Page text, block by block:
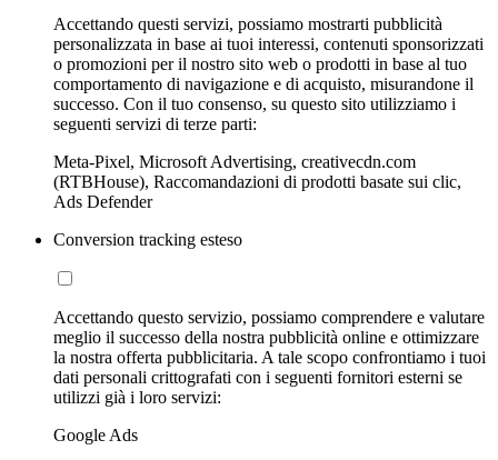
Accettando questi servizi, possiamo mostrarti pubblicità
personalizzata in base ai tuoi interessi, contenuti sponsorizzati
o promozioni per il nostro sito web o prodotti in base al tuo
comportamento di navigazione e di acquisto, misurandone il
successo. Con il tuo consenso, su questo sito utilizziamo i
seguenti servizi di terze parti:
Meta-Pixel, Microsoft Advertising, creativecdn.com
(RTBHouse), Raccomandazioni di prodotti basate sui clic,
Ads Defender
Conversion tracking esteso
Accettando questo servizio, possiamo comprendere e valutare
meglio il successo della nostra pubblicità online e ottimizzare
la nostra offerta pubblicitaria. A tale scopo confrontiamo i tuoi
dati personali crittografati con i seguenti fornitori esterni se
utilizzi già i loro servizi:
Google Ads